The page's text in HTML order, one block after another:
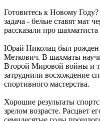
Готовитесь к Новому
задача - белые ставят мат
рассказали про
Юрай Николац был рожден
Меткович. В шахматы
Второй Мировой войны и
затруднили восхождение
спортивного мастерства.
Хорошие результаты
зрелом возрасте. Расцвет